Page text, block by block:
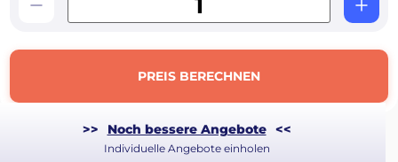
PREIS BERECHNEN
>> Noch bessere Angebote <<
Individuelle Angebote einholen